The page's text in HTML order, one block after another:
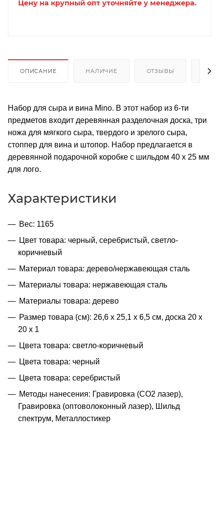
Цену на крупный опт уточняйте у менеджера.
ОПИСАНИЕ НАЛИЧИЕ ОТЗЫВЫ
Набор для сыра и вина Mino. В этот набор из 6-ти
предметов входит деревянная разделочная доска, три
ножа для мягкого сыра, твердого и зрелого сыра,
стоппер для вина и штопор. Набор предлагается в
деревянной подарочной коробке с шильдом 40 х 25 мм
для лого.
Характеристики
Вес: 1165
Цвет товара: черный, серебристый, светло-
коричневый
Материал товара: дерево/нержавеющая сталь
Материалы товара: нержавеющая cталь
Материалы товара: дерево
Размер товара (см): 26,6 х 25,1 х 6,5 см, доска 20 х
20 х 1
Цвета товара: светло-коричневый
Цвета товара: черный
Цвета товара: серебристый
Методы нанесения: Гравировка (CO2 лазер),
Гравировка (оптоволоконный лазер), Шильд
спектрум, Металлостикер